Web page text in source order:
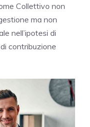
Collettivo non
ma non
nell’ipotesi di
contribuzione